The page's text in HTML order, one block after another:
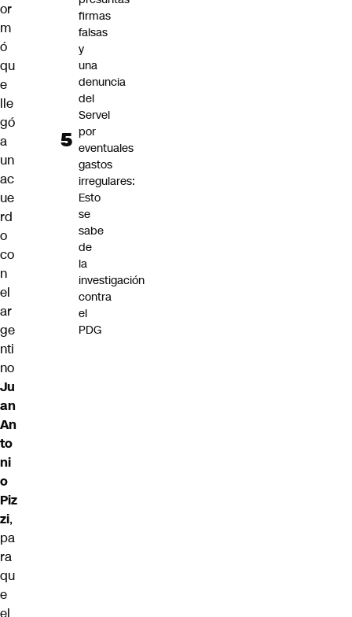
or
m
ó
qu
e
lle
gó
a
un
ac
ue
rd
o
co
n
el
ar
ge
nti
no
Ju
an
An
to
ni
o
Piz
zi,
pa
ra
qu
e
el
firmas
falsas
y
una
denuncia
del
Servel
por
eventuales
gastos
irregulares:
Esto
se
sabe
de
la
investigación
contra
el
PDG